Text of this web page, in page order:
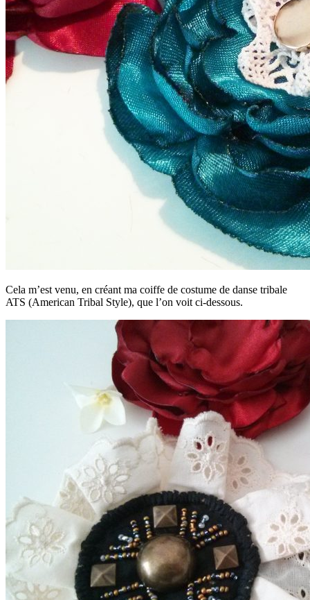
Cela m’est venu, en créant ma coiffe de costume de danse tribale
ATS (American Tribal Style), que l’on voit ci-dessous.